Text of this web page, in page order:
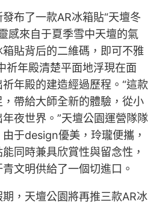
布了一款AR冰箱貼“天壇冬
感來自于夏季雪中天壇的氣
貼背后的二維碼，即可不雅
祈年殿清楚平面地浮現在面
年殿的建造經過歷程。“這款
帶給大師全新的體驗，從小
夜世界。”天壇公園運營隊隊
于design優美，玲瓏便攜，
同時兼具欣賞性與留念性，
文明供給了一個切進口。
，天壇公園將再推三款AR冰